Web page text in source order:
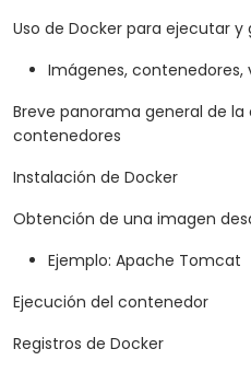
Uso de Docker para ejecutar
Imágenes, contenedores,
Breve panorama general de
contenedores
Instalación de Docker
Obtención de una imagen
Ejemplo: Apache Tomcat
Ejecución del contenedor
Registros de Docker